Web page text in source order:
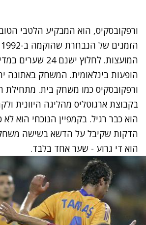
ורפקובסקיס, הוא המבקיע הלטבי
הופעות בינלאומית. המשחק באתונה
ורפקובסקיס כמו משחק בית.
בקבוצת ארגוטליס מהליגה היוונית
הדקות שקיבל על הדשא בשישה
הוא די גרוע - שער אחד בלבד.